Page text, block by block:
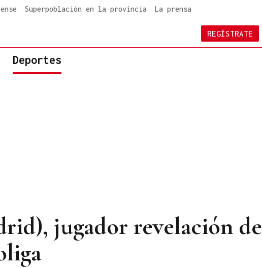
Superpoblación en la provincia La prensa
REGÍSTRATE
Deportes
jugador revelación de